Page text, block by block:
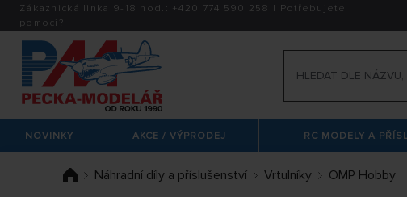
Zákaznická linka 9-18 hod.: +420 774 590 258 | Potřebujete
pomoci?
NOVINKY AKCE / VÝPRODEJ RC MODELY A
Náhradní díly a příslušenství Vrtulníky OMP Hobby